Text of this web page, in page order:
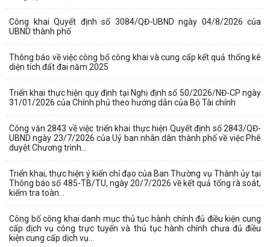
Công khai Quyết định số 3084/QĐ-UBND ngày 04/8/2026 của
UBND thành phố
Thông báo về việc công bố công khai và cung cấp kết quả thống kê
diện tích đất đai năm 2025
Triển khai thực hiện quy định tại Nghị định số 50/2026/NĐ-CP ngày
31/01/2026 của Chính phủ theo hướng dẫn của Bộ Tài chính
Công văn 2843 về việc triển khai thực hiện Quyết định số 2843/QĐ-
UBND ngày 23/7/2026 của Uỷ ban nhân dân thành phố về việc Phê
duyệt Chương trình...
Triển khai, thực hiện ý kiến chỉ đạo của Ban Thường vụ Thành ủy tại
Thông báo số 485-TB/TU, ngày 20/7/2026 về kết quả tổng rà soát,
kiểm tra toàn...
Công bố công khai danh mục thủ tục hành chính đủ điều kiện cung
cấp dịch vụ công trực tuyến và thủ tục hành chính chưa đủ điều
kiện cung cấp dịch vụ...